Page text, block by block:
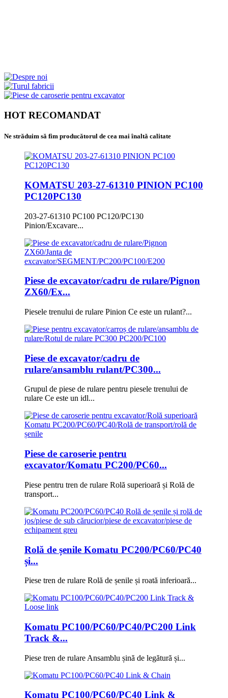
HOT RECOMANDAT
Ne străduim să fim producătorul de cea mai înaltă calitate
KOMATSU 203-27-61310 PINION PC100
PC120PC130
203-27-61310 PC100 PC120/PC130
Pinion/Excavare...
Piese de excavator/cadru de rulare/Pignon
ZX60/Ex...
Piesele trenului de rulare Pinion Ce este un rulant?...
Piese de excavator/cadru de
rulare/ansamblu rulant/PC300...
Grupul de piese de rulare pentru piesele trenului de
rulare Ce este un idl...
Piese de caroserie pentru
excavator/Komatu PC200/PC60...
Piese pentru tren de rulare Rolă superioară și Rolă de
transport...
Rolă de șenile Komatu PC200/PC60/PC40
și...
Piese tren de rulare Rolă de șenile și roată inferioară...
Komatu PC100/PC60/PC40/PC200 Link
Track &...
Piese tren de rulare Ansamblu șină de legătură și...
Komatu PC100/PC60/PC40 Link &